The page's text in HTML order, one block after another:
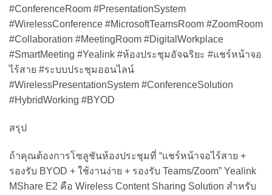
#ConferenceRoom #PresentationSystem
#WirelessConference #MicrosoftTeamsRoom #ZoomRoom
#Collaboration #MeetingRoom #DigitalWorkplace
#SmartMeeting #Yealink #ห้องประชุมอัจฉริยะ #แชร์หน้าจอ
ไร้สาย #ระบบประชุมออนไลน์
#WirelessPresentationSystem #ConferenceSolution
#HybridWorking #BYOD
สรุป
ถ้าคุณต้องการโซลูชันห้องประชุมที่ “แชร์หน้าจอไร้สาย +
รองรับ BYOD + ใช้งานง่าย + รองรับ Teams/Zoom” Yealink
MShare E2 คือ Wireless Content Sharing Solution สำหรับ